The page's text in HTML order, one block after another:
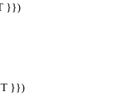
}})
}})